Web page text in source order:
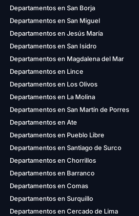
Departamentos en San Borja
Departamentos en San Miguel
Departamentos en Jesús María
Departamentos en San Isidro
Departamentos en Magdalena del Mar
Departamentos en Lince
Departamentos en Los Olivos
Departamentos en La Molina
Departamentos en San Martín de Porres
Departamentos en Ate
Departamentos en Pueblo Libre
Departamentos en Santiago de Surco
Departamentos en Chorrillos
Departamentos en Barranco
Departamentos en Comas
Departamentos en Surquillo
Departamentos en Cercado de Lima